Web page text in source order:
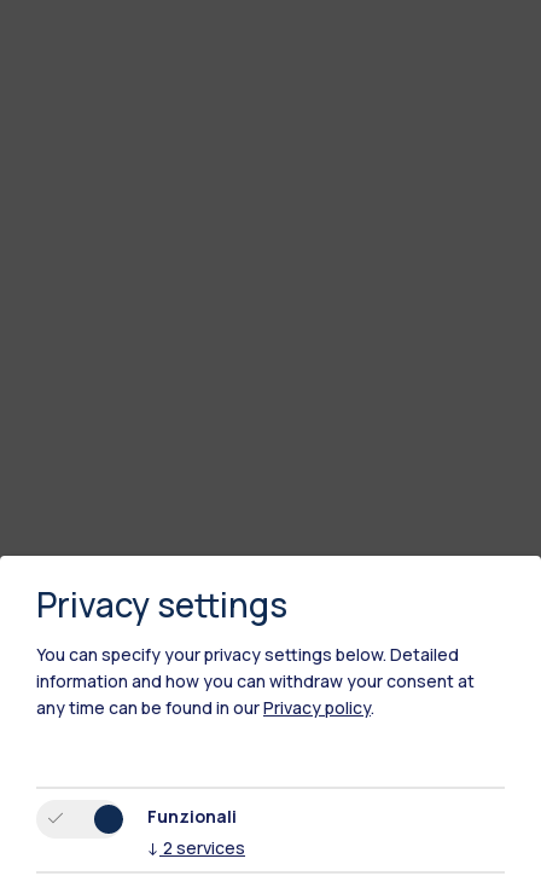
Polimi Community
Tutti i siti dell’ecosistema
Privacy settings
You can specify your privacy settings below. Detailed
information and how you can withdraw your consent at
any time can be found in ourPrivacy policy.
Funzionali
↓ 2 services